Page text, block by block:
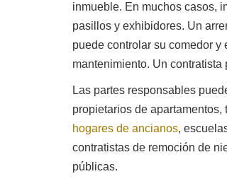
inmueble. En muchos casos,
pasillos y exhibidores. Un
puede controlar su comedor y
mantenimiento. Un
Las partes responsables
propietarios de
hogares de ancianos,
contratistas de remoción de
públicas.